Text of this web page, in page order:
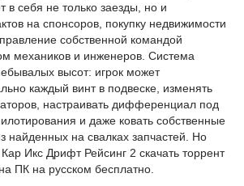
в себя не только заезды, но и
на спонсоров, покупку недвижимости
собственной командой
механиков и инженеров. Система
высот: игрок может
каждый винт в подвеске, изменять
настраивать дифференциал под
и даже ковать собственные
найденных на свалках запчастей. Но
Икс Дрифт Рейсинг 2 скачать торрент
ПК на русском бесплатно.